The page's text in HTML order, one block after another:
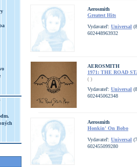
Aerosmith
Greatest Hits
Vydavateľ: Universal
602448963932
AEROSMITH
1971: THE ROAD
( )
Vydavateľ: Universal
602445062348
Aerosmith
Honkin' On Bobo
Vydavateľ: Universal
602455099280